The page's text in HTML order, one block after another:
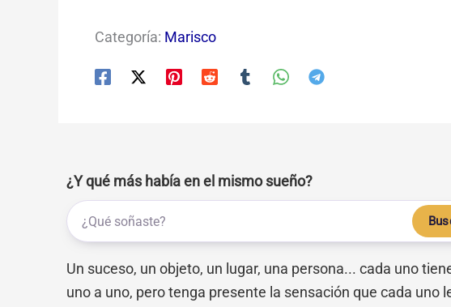
Categoría: Marisco
¿Y qué más había en el mismo sueño?
Un suceso, un objeto, un lugar, una persona... cada uno
uno a uno, pero tenga presente la sensación que cada uno